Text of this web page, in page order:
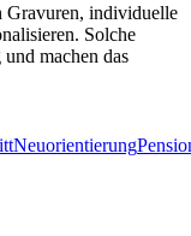
Gravuren, individuelle
Solche
machen das
Neuorientierung